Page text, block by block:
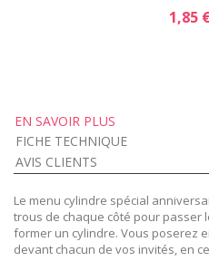
1,85
EN SAVOIR PLUS
FICHE TECHNIQUE
AVIS CLIENTS
Le menu cylindre spécial
trous de chaque côté pour passer
former un cylindre. Vous poserez
devant chacun de vos invités, en